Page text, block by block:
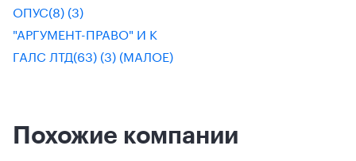
ОПУС(8) (3)
"АРГУМЕНТ-ПРАВО" И К
ГАЛС ЛТД(63) (3) (МАЛОЕ)
Похожие компании